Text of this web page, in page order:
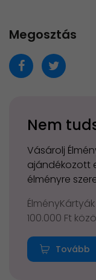
Megosztás
Nem
Vásárolj
ajándékozott
élményre
100.000 Ft
Tovább